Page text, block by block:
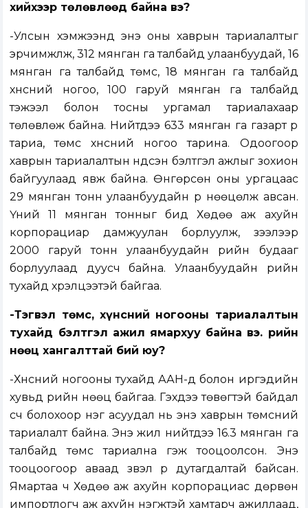
хийхээр төлөвлөөд байна вэ?
-Улсын хэмжээнд энэ оны хаврын тариалалтыг
эрчимжүүлж, 312 мянган га талбайд улаанбуудай, 16
мянган га талбайд төмс, 18 мянган га талбайд
хүнсний ногоо, 100 гаруй мянган га талбайд
тэжээл болон тосны ургамал тариалахаар
төлөвлөж байна. Нийтдээ 633 мянган га газарт үр
тариа, төмс хүнсний ногоо тарина. Одоогоор
хаврын тариалалтын үндсэн бэлтгэл ажлыг зохион
байгуулаад явж байна. Өнгөрсөн оны ургацаас
29 мянган тонн улаанбуудайн үр нөөцөлж авсан.
Үүний 11 мянган тонныг бид Хөдөө аж ахуйн
корпорациар дамжуулан борлуулж, зээлээр
2000 гаруй тонн улаанбуудайн үрийн будааг
борлуулаад дуусч байна. Улаанбуудайн үрийн
тухайд хүрэлцээтэй байгаа.
-Тэгвэл төмс, хүнсний ногооны тариалалтын
тухайд бэлтгэл ажил ямархуу байна вэ. Үрийн
нөөц хангалттай бий юу?
-Хүнсний ногооны тухайд ААН-үүд болон иргэдийн
хувьд үрийн нөөц байгаа. Гэхдээ төвөгтэй байдал
үүсч болохоор нэг асуудал нь энэ хаврын төмсний
тариалалт байна. Энэ жил нийтдээ 16.3 мянган га
талбайд төмс тариална гэж тооцоолсон. Энэ
тооцоогоор аваад үзвэл үр дутагдалтай байсан.
Ямартаа ч Хөдөө аж ахуйн корпорациас дөрвөн
импортлогч аж ахуйн нэгжтэй хамтарч ажиллаад,